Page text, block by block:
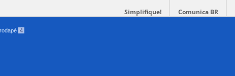
Simplifique! Comunica BR
4